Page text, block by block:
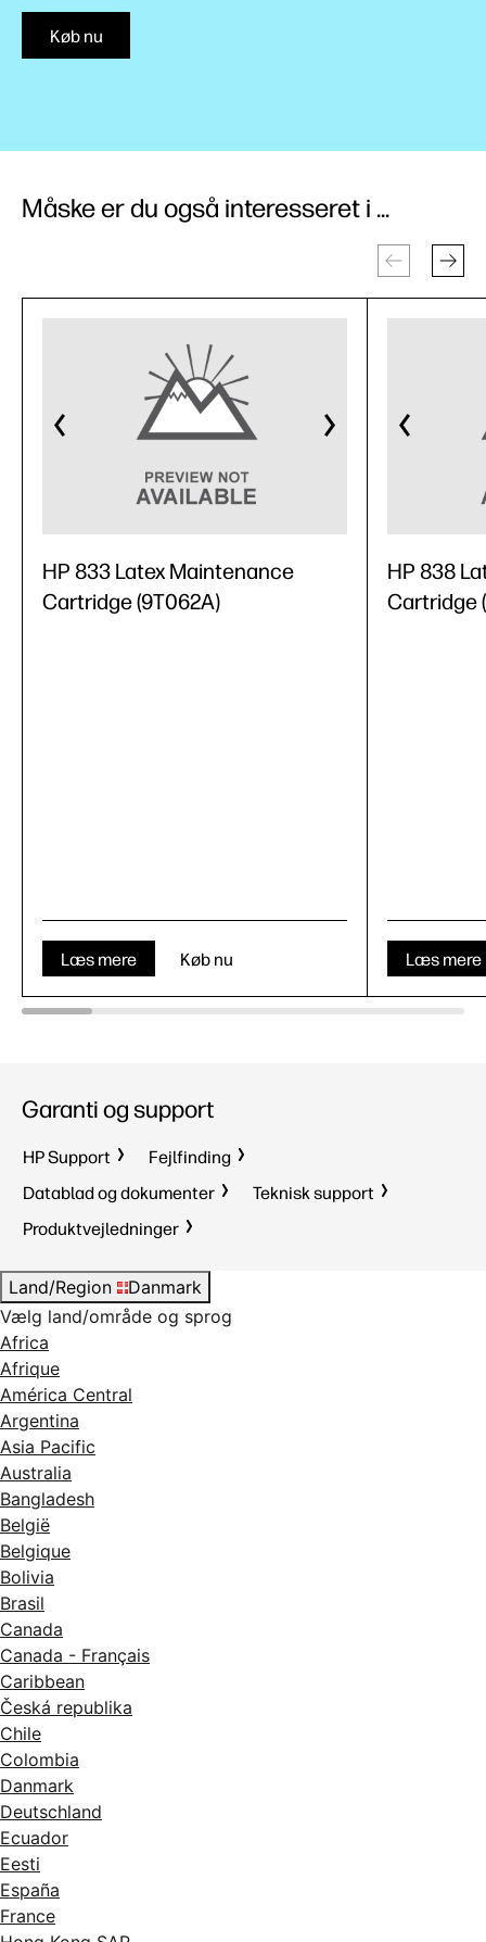
Køb nu
Måske er du også interesseret i ...
HP 833 Latex Maintenance
Cartridge (9T062A)
Læs mere Køb nu
HP 838
Cartridge
Læs mere
Garanti og support
HP Support
Fejlfinding
Datablad og dokumenter
Teknisk support
Produktvejledninger
Land/Region
Danmark
Vælg land/område og sprog
Africa
Afrique
América Central
Argentina
Asia Pacific
Australia
Bangladesh
België
Belgique
Bolivia
Brasil
Canada
Canada - Français
Caribbean
Česká republika
Chile
Colombia
Danmark
Deutschland
Ecuador
Eesti
España
France